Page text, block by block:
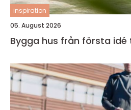
inspiration
05. August 2026
Bygga hus från